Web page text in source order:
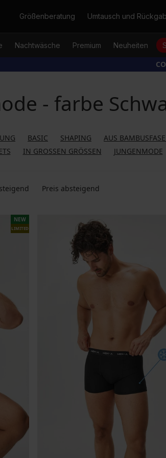
SucheGrößenberatung Umtausch und
Nachtwäsche Premium Neuheiten
- farbe
BASIC SHAPING
AUS
IN GROSSEN GRÖSSEN JUNGENMODE
Preis absteigend
NEW
LIMITED